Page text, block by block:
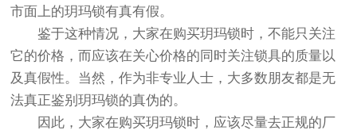
市面上的玥玛锁有真有假。
鉴于这种情况，大家在购买玥玛锁时，不能只关注
它的价格，而应该在关心价格的同时关注锁具的质量以
及真假性。当然，作为非专业人士，大多数朋友都是无
法真正鉴别玥玛锁的真伪的。
因此，大家在购买玥玛锁时，应该尽量去正规的厂